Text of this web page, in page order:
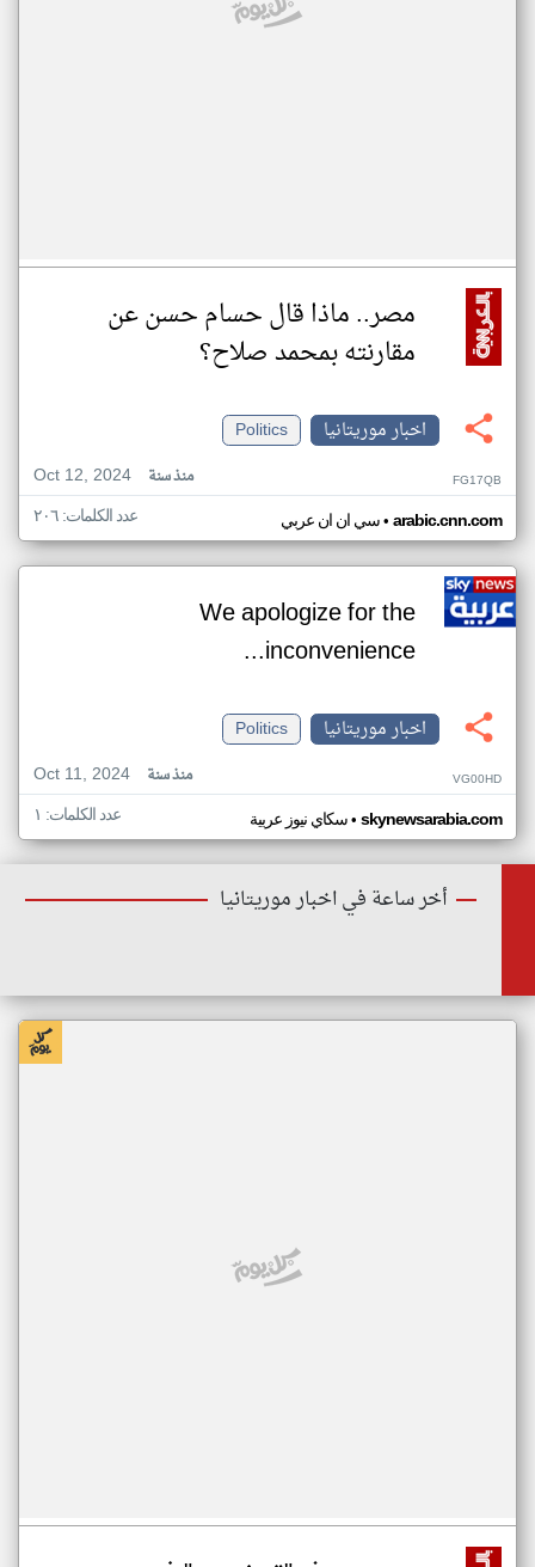
مصر.. ماذا قال حسام حسن عن
مقارنته بمحمد صلاح؟
اخبار موريتانيا
Politics
Oct 12, 2024
منذ سنة FG17QB
سي ان ان عربي• arabic.cnn.com عدد الكلمات: ٢٠٦
We apologize for the
inconvenience...
اخبار موريتانيا
Politics
Oct 11, 2024
منذ سنة VG00HD
سكاي نيوز عربية• skynewsarabia.com عدد الكلمات: ١
أخر ساعة في اخبار موريتانيا